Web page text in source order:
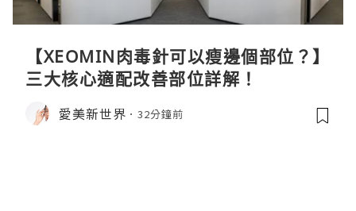
【XEOMIN肉毒針可以瘦邊個部位？】
三大核心適配改善部位詳解！
愛美新世界 32分鐘前